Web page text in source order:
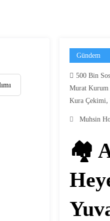
Gündem
500 Bin
Murat Kurum
Kura Çekimi,
Muhsin
🏘️